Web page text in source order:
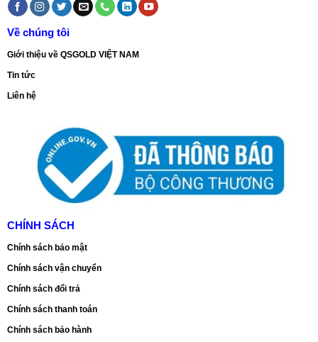
Về chúng tôi
Giới thiệu về QSGOLD VIỆT NAM
Tin tức
Liên hệ
CHÍNH SÁCH
Chính sách bảo mật
Chính sách vận chuyển
Chính sách đổi trả
Chính sách thanh toán
Chính sách bảo hành